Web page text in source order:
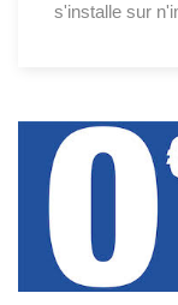
s'installe sur